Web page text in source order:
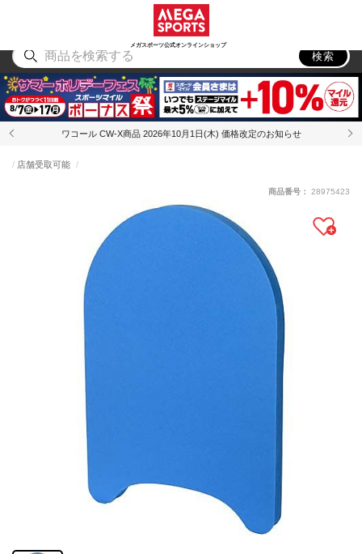
メガスポーツ公式オンラインショップ
アウトドア
検索
ワコール CW-X商品 2026年10月1日(木) 価格改定のお知らせ
店舗受取可能
商品番号： 28975423